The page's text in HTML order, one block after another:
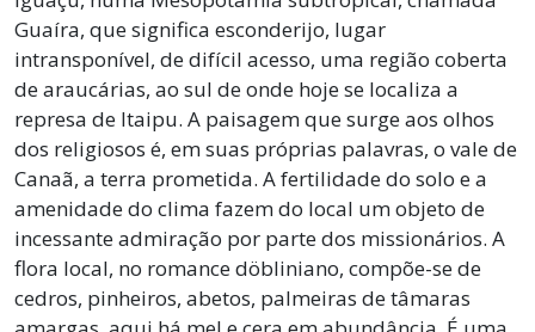
Guaíra, que significa esconderijo, lugar
intransponível, de difícil acesso, uma região coberta
de araucárias, ao sul de onde hoje se localiza a
represa de Itaipu. A paisagem que surge aos olhos
dos religiosos é, em suas próprias palavras, o vale de
Canaã, a terra prometida. A fertilidade do solo e a
amenidade do clima fazem do local um objeto de
incessante admiração por parte dos missionários. A
flora local, no romance döbliniano, compõe-se de
cedros, pinheiros, abetos, palmeiras de tâmaras